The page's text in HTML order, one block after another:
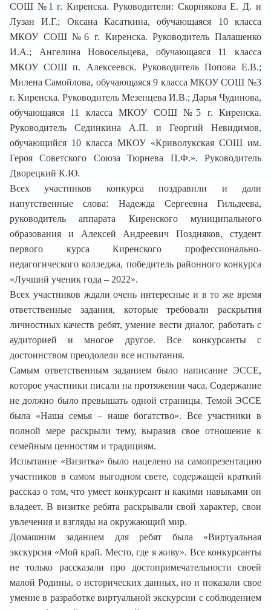
СОШ №1 г. Киренска. Руководители: Скорнякова Е. Д. и
Лузан И.Г.; Оксана Касаткина, обучающаяся 10 класса
МКОУ СОШ №6 г. Киренска. Руководитель Палашенко
И.А.; Ангелина Новосельцева, обучающаяся 11 класса
МКОУ СОШ п. Алексеевск. Руководитель Попова Е.В.;
Милена Самойлова, обучающаяся 9 класса МКОУ СОШ №3
г. Киренска. Руководитель Мезенцева И.В.; Дарья Чудинова,
обучающаяся 11 класса МКОУ СОШ №5 г. Киренска.
Руководитель Сединкина А.П. и Георгий Невидимов,
обучающийся 10 класса МКОУ «Криволукская СОШ им.
Героя Советского Союза Тюрнева П.Ф.». Руководитель
Дворецкий К.Ю.
Всех участников конкурса поздравили и дали
напутственные слова: Надежда Сергеевна Гильдеева,
руководитель аппарата Киренского муниципального
образования и Алексей Андреевич Поздняков, студент
первого курса Киренского профессионально-
педагогического колледжа, победитель районного конкурса
«Лучший ученик года – 2022».
Всех участников ждали очень интересные и в то же время
ответственные задания, которые требовали раскрытия
личностных качеств ребят, умение вести диалог, работать с
аудиторией и многое другое. Все конкурсанты с
достоинством преодолели все испытания.
Самым ответственным заданием было написание ЭССЕ,
которое участники писали на протяжении часа. Содержание
не должно было превышать одной страницы. Темой ЭССЕ
была «Наша семья – наше богатство». Все участники в
полной мере раскрыли тему, выразив свое отношение к
семейным ценностям и традициям.
Испытание «Визитка» было нацелено на самопрезентацию
участников в самом выгодном свете, содержащей краткий
рассказ о том, что умеет конкурсант и какими навыками он
владеет. В визитке ребята раскрывали свой характер, свои
увлечения и взгляды на окружающий мир.
Домашним заданием для ребят была «Виртуальная
экскурсия «Мой край. Место, где я живу». Все конкурсанты
не только рассказали про достопримечательности своей
малой Родины, о исторических данных, но и показали свое
умение в разработке виртуальной экскурсии с соблюдением